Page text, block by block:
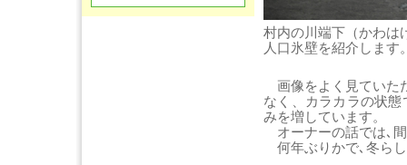
村内の川端下（かわは
人口氷壁を紹介します
画像をよく見ていた
なく、カラカラの状
みを増しています。
オーナーの話では､
何年ぶりかで､冬ら